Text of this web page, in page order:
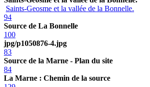
Saints-Geosme et la vallée de la Bonnelle.
94
Source de La Bonnelle
100
jpg/p1050876-4.jpg
83
Source de la Marne - Plan du site
84
La Marne : Chemin de la source